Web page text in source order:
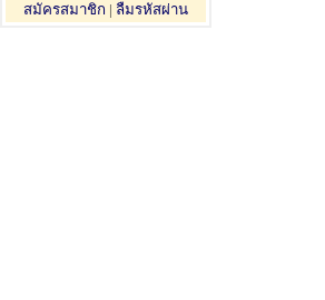
สมัครสมาชิก | ลืมรหัสผ่าน